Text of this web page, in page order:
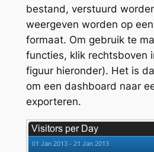
bestand, verstuurd
weergeven worden op
formaat. Om gebruik te
functies, klik rechtsboven
figuur hieronder). Het is
om een dashboard naar
exporteren.